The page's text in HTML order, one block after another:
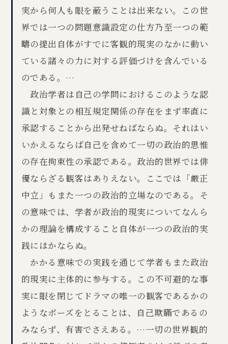
実から何人も眼を蔽うことは出来ない。この世
界では一つの問題意識設定の仕方乃至一つの範
疇の提出自体がすでに客観的現実のなかに動い
ている諸々の力に対する評価づけを含んでいる
のである。…
政治学者は自己の学問におけるこのような認
識と対象との相互規定関係の存在をまず率直に
承認することから出発せねばならぬ。それはい
いかえるならば自己を含めて一切の政治的思惟
の存在拘束性の承認である。政治的世界では俳
優ならざる観客はありえない。ここでは「厳正
中立」もまた一つの政治的立場なのである。そ
の意味では、学者が政治的現実についてなんら
かの理論を構成すること自体が一つの政治的実
践にほかならぬ。
かかる意味での実践を通じて学者もまた政治
的現実に主体的に参与する。この不可避的な事
実に眼を閉じてドラマの唯一の観客であるかの
ようなポーズをとることは、自己欺瞞であるの
みならず、有害でさえある。…一切の世界観的